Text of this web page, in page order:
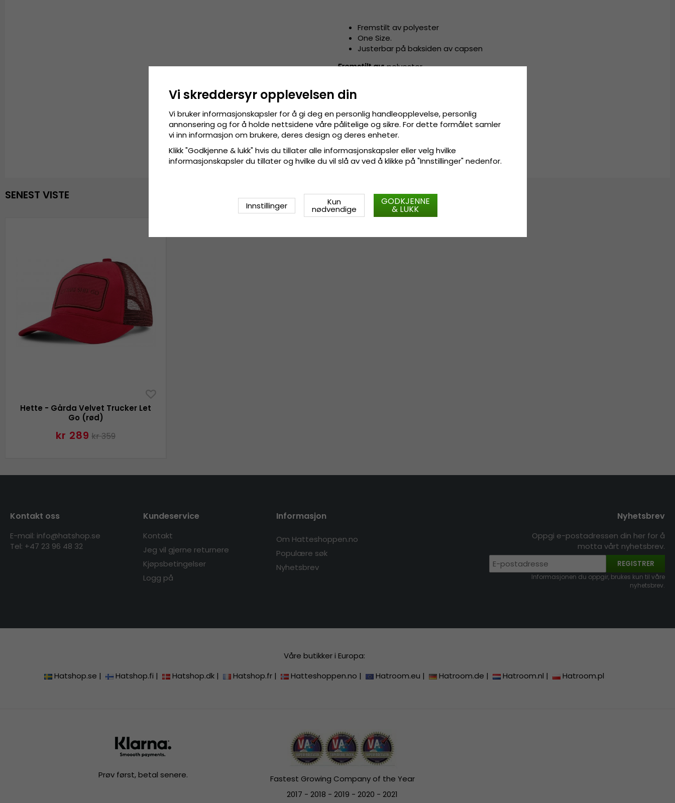
Fremstilt av polyester
One Size.
Justerbar på baksiden av capsen
Fremstilt av:polyester
Størrelsesguide
SENEST VISTE
Hette - Gårda Velvet Trucker Let
Go (rød)
kr 289 kr 359
Kontakt oss
E-mail: info@hatshop.se
Tel: +47 23 96 48 32
Kundeservice
Kontakt
Jeg vil gjerne returnere
Kjøpsbetingelser
Logg på
Informasjon
Om Hatteshoppen.no
Populære søk
Nyhetsbrev
Nyhetsbrev
Oppgi e-postadressen din her for å
motta vårt nyhetsbrev.
REGISTRER
Informasjonen du oppgir, brukes kun til våre
nyhetsbrev.
Våre butikker i Europa:
Hatshop.se | Hatshop.fi | Hatshop.dk | Hatshop.fr | Hatteshoppen.no | Hatroom.eu | Hatroom.de | Hatroom.nl | Hatroom.pl
Prøv først, betal senere.
Fastest Growing Company of the Year
2017 - 2018 - 2019 - 2020 - 2021
Vi skreddersyr opplevelsen din
Vi bruker informasjonskapsler for å gi deg en personlig handleopplevelse, personlig
annonsering og for å holde nettsidene våre pålitelige og sikre. For dette formålet samler
vi inn informasjon om brukere, deres design og deres enheter.
Klikk "Godkjenne & lukk" hvis du tillater alle informasjonskapsler eller velg hvilke
informasjonskapsler du tillater og hvilke du vil slå av ved å klikke på "Innstillinger" nedenfor.
Innstillinger Kun
nødvendige
GODKJENNE
& LUKK